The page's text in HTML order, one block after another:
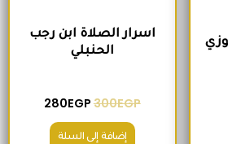
اسرار الصلاة ابن رجب
الحنبلي
300EGP
280EGP
إضافة إلى السلة